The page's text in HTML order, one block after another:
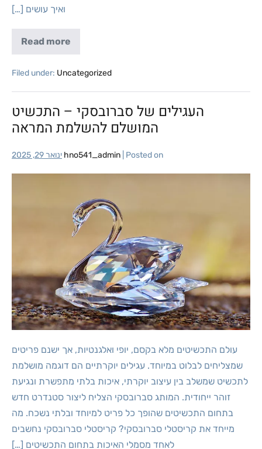
ואיך עושים […]
Read more
Filed under:Uncategorized
העגילים של סברובסקי – התכשיט
המושלם להשלמת המראה
hno541_admin |Posted on ינואר 29, 2025
עולם התכשיטים מלא בקסם, יופי ואלגנטיות, אך ישנם פריטים
שמצליחים לבלוט במיוחד. עגילים יוקרתיים הם דוגמה מושלמת
לתכשיט שמשלב בין עיצוב יוקרתי, איכות בלתי מתפשרת ונגיעת
זוהר ייחודית. המותג סברובסקי הצליח ליצור סטנדרט חדש
בתחום התכשיטים שהופך כל פריט למיוחד ובלתי נשכח. מה
מייחד את קריסטלי סברובסקי? קריסטלי סברובסקי נחשבים
לאחד מסמלי האיכות בתחום התכשיטים […]